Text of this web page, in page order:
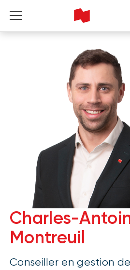
Charles-
Montreuil
Conseiller en gestion